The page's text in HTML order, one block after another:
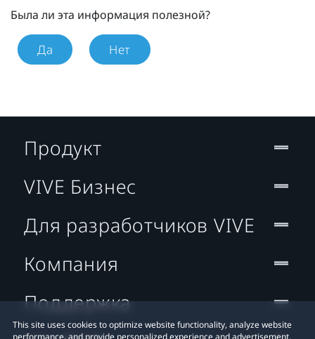
Была ли эта информация полезной?
Да Нет
This site uses cookies to optimize website functionality, analyze website
performance, and provide personalized experience and advertisement.
Продукт
VIVE Бизнес
Для разработчиков VIVE
Компания
Поддержка